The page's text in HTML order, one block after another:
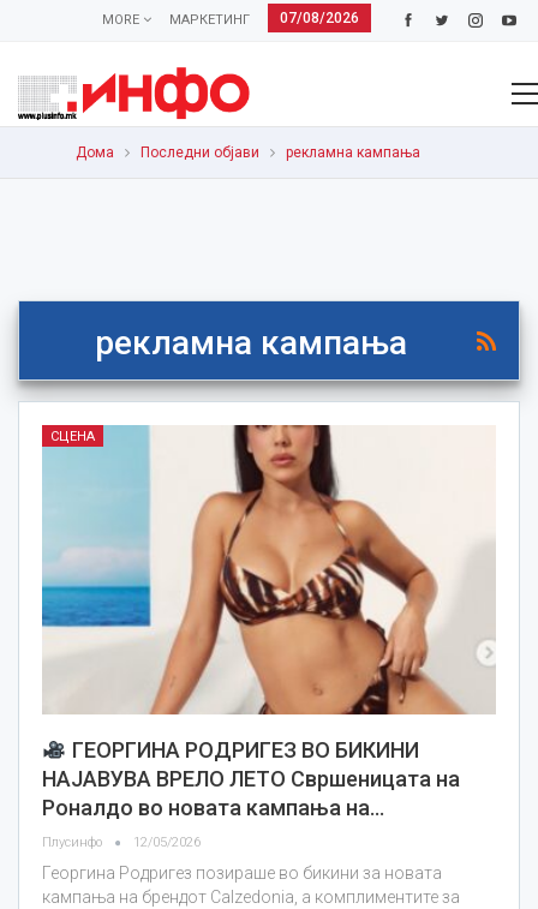
07/08/2026
МАРКЕТИНГ
MORE
Дома Последни објави рекламна кампања
рекламна кампања
СЦЕНА
ГЕОРГИНА РОДРИГЕЗ ВО БИКИНИ
НАЈАВУВА ВРЕЛО ЛЕТО Свршеницата на
Роналдо во новата кампања на…
Плусинфо 12/05/2026
Георгина Родригез позираше во бикини за новата
кампања на брендот Calzedonia, а комплиментите за